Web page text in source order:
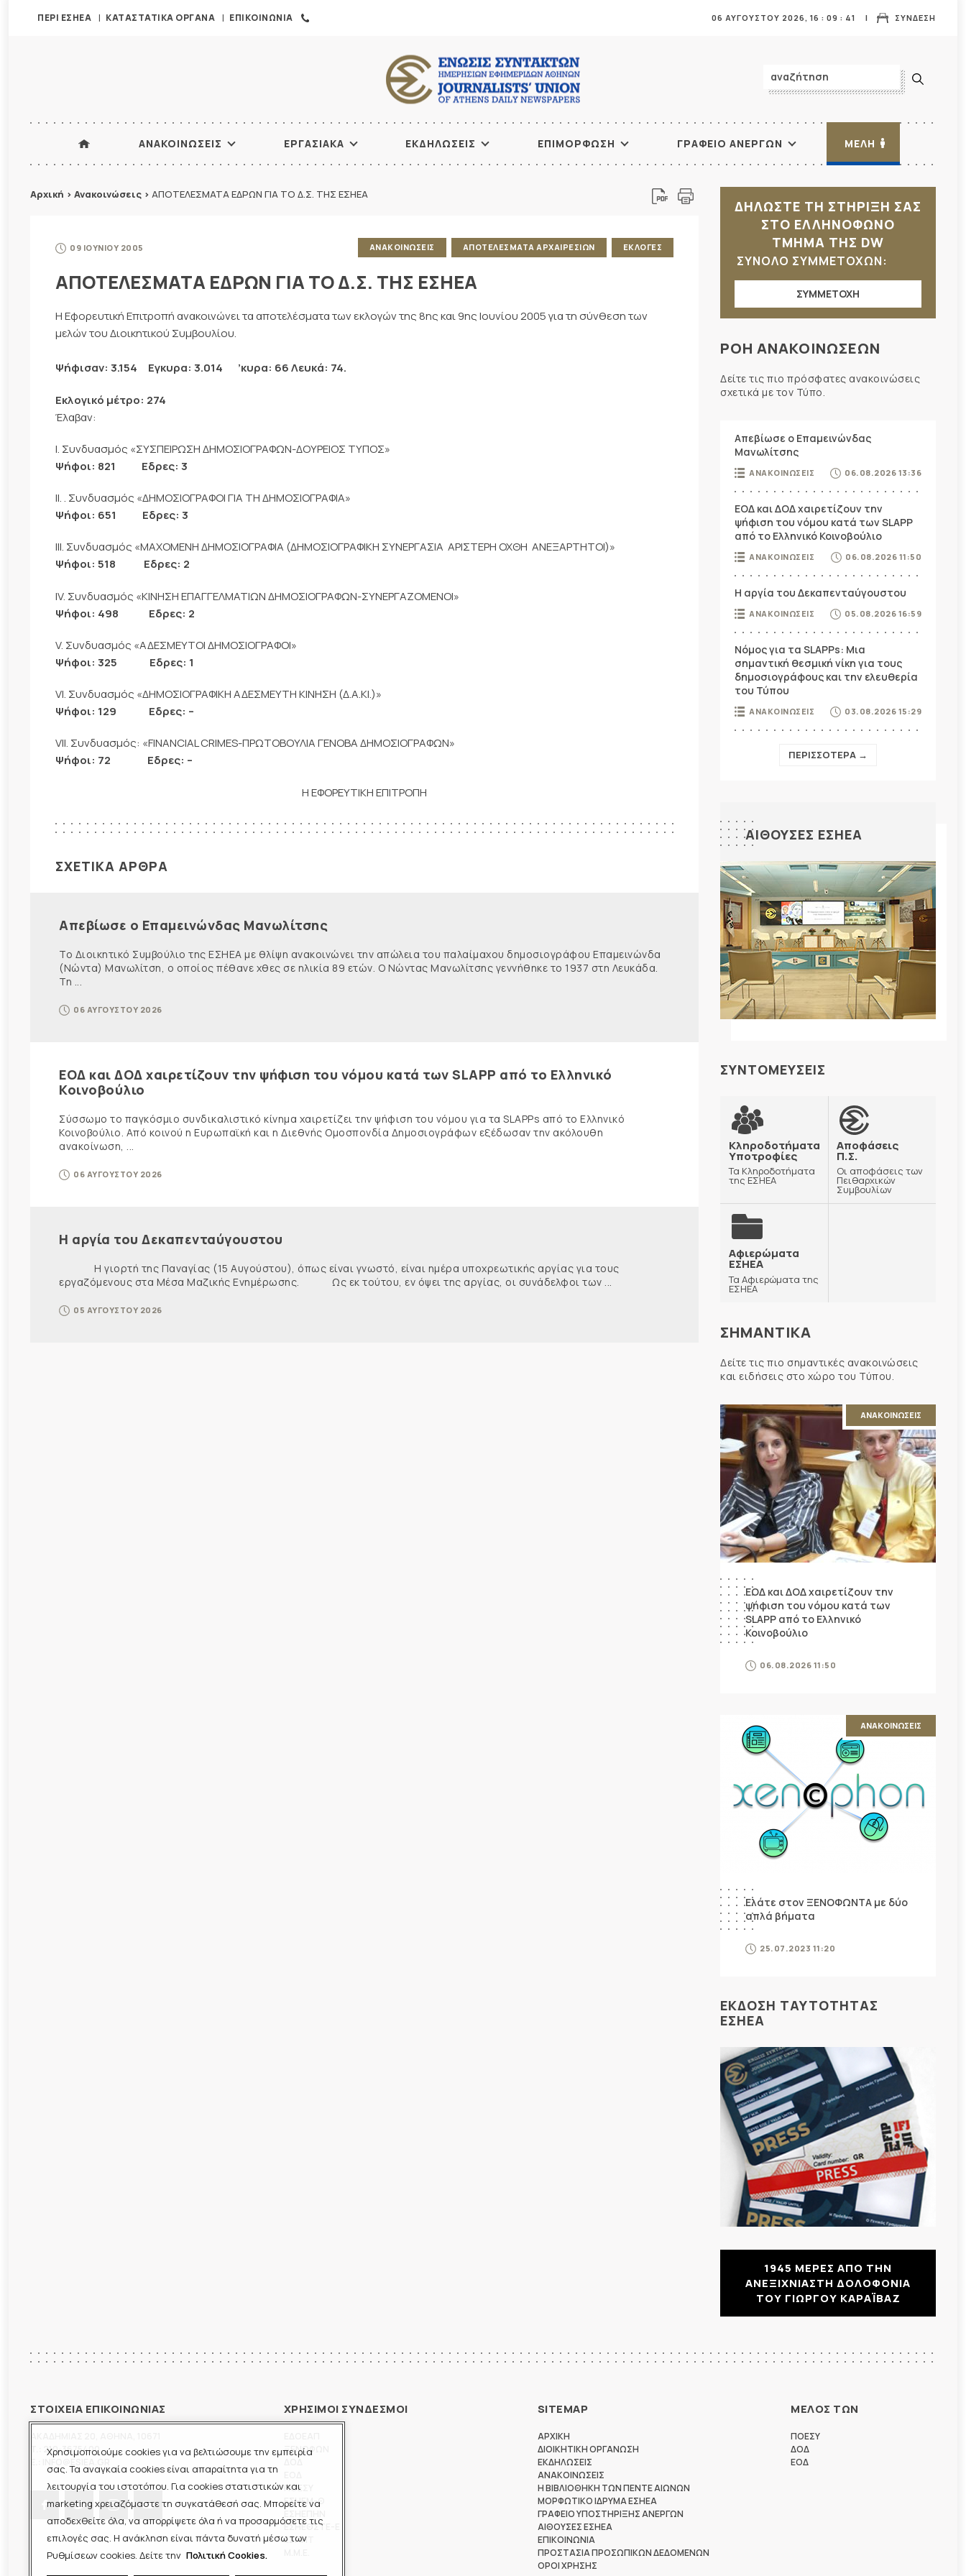
Χρησιμοποιούμε cookies για να βελτιώσουμε την εμπειρία
σας. Τα αναγκαία cookies είναι απαραίτητα για τη
λειτουργία του ιστοτόπου. Για cookies στατιστικών και
marketing χρειαζόμαστε τη συγκατάθεσή σας. Μπορείτε να
αποδεχθείτε όλα, να απορρίψετε όλα ή να προσαρμόσετε τις
επιλογές σας. Η ανάκληση είναι πάντα δυνατή μέσω των
Ρυθμίσεων cookies. Δείτε την Πολιτική Cookies.
ΠΕΡΙ ΕΣΗΕΑ ΚΑΤΑΣΤΑΤΙΚΑ ΟΡΓΑΝΑ ΕΠΙΚΟΙΝΩΝΙΑ ΣΥΝΔΕΣΗ
06 ΑΥΓΟΥΣΤΟΥ 2026, 16 : 09 : 42
ΑΝΑΚΟΙΝΩΣΕΙΣ ΕΡΓΑΣΙΑΚΑ ΕΚΔΗΛΩΣΕΙΣ ΕΠΙΜΟΡΦΩΣΗ ΓΡΑΦΕΙΟ ΑΝΕΡΓΩΝ ΜΕΛΗ
Αρχική > Ανακοινώσεις > ΑΠΟΤΕΛΕΣΜΑΤΑ ΕΔΡΩΝ ΓΙΑ ΤΟ Δ.Σ. ΤΗΣ ΕΣΗΕΑ
09 ΙΟΥΝΙΟΥ 2005 ΑΝΑΚΟΙΝΩΣΕΙΣ ΑΠΟΤΕΛΕΣΜΑΤΑ ΑΡΧΑΙΡΕΣΙΩΝ ΕΚΛΟΓΕΣ
ΑΠΟΤΕΛΕΣΜΑΤΑ ΕΔΡΩΝ ΓΙΑ ΤΟ Δ.Σ. ΤΗΣ ΕΣΗΕΑ
Η Εφορευτική Επιτροπή ανακοινώνει τα αποτελέσματα των εκλογών της 8ης και 9ης Ιουνίου 2005 για τη σύνθεση των
μελών του Διοικητικού Συμβουλίου.
Ψήφισαν: 3.154 Εγκυρα: 3.014 ’κυρα: 66 Λευκά: 74.
Εκλογικό μέτρο: 274
Έλαβαν:
Ι. Συνδυασμός «ΣΥΣΠΕΙΡΩΣΗ ΔΗΜΟΣΙΟΓΡΑΦΩΝ-ΔΟΥΡΕΙΟΣ ΤΥΠΟΣ»
Ψήφοι: 821 Εδρες: 3
ΙΙ. . Συνδυασμός «ΔΗΜΟΣΙΟΓΡΑΦΟΙ ΓΙΑ ΤΗ ΔΗΜΟΣΙΟΓΡΑΦΙΑ»
Ψήφοι: 651 Εδρες: 3
ΙΙΙ. Συνδυασμός «ΜΑΧΟΜΕΝΗ ΔΗΜΟΣΙΟΓΡΑΦΙΑ (ΔΗΜΟΣΙΟΓΡΑΦΙΚΗ ΣΥΝΕΡΓΑΣΙΑ  ΑΡΙΣΤΕΡΗ ΟΧΘΗ  ΑΝΕΞΑΡΤΗΤΟΙ)»
Ψήφοι: 518 Εδρες: 2
ΙV. Συνδυασμός «ΚΙΝΗΣΗ ΕΠΑΓΓΕΛΜΑΤΙΩΝ ΔΗΜΟΣΙΟΓΡΑΦΩΝ-ΣΥΝΕΡΓΑΖΟΜΕΝΟΙ»
Ψήφοι: 498 Εδρες: 2
V. Συνδυασμός «ΑΔΕΣΜΕΥΤΟΙ ΔΗΜΟΣΙΟΓΡΑΦΟΙ»
Ψήφοι: 325 Εδρες: 1
VI. Συνδυασμός «ΔΗΜΟΣΙΟΓΡΑΦΙΚΗ ΑΔΕΣΜΕΥΤΗ ΚΙΝΗΣΗ (Δ.Α.ΚΙ.)»
Ψήφοι: 129 Εδρες: –
VΙI. Συνδυασμός: «FINANCIAL CRIMES-ΠΡΩΤΟΒΟΥΛΙΑ ΓΕΝΟΒΑ ΔΗΜΟΣΙΟΓΡΑΦΩΝ»
Ψήφοι: 72 Εδρες: –
Η ΕΦΟΡΕΥΤΙΚΗ ΕΠΙΤΡΟΠΗ
ΣΧΕΤΙΚΑ ΑΡΘΡΑ
Απεβίωσε ο Επαμεινώνδας Μανωλίτσης
Το Διοικητικό Συμβούλιο της ΕΣΗΕΑ με θλίψη ανακοινώνει την απώλεια του παλαίμαχου δημοσιογράφου Επαμεινώνδα
(Νώντα) Μανωλίτση, ο οποίος πέθανε χθες σε ηλικία 89 ετών. Ο Νώντας Μανωλίτσης γεννήθηκε το 1937 στη Λευκάδα.
Τη ...
06 ΑΥΓΟΥΣΤΟΥ 2026
ΕΟΔ και ΔΟΔ χαιρετίζουν την ψήφιση του νόμου κατά των SLAPP από το Ελληνικό
Κοινοβούλιο
Σύσσωμο το παγκόσμιο συνδικαλιστικό κίνημα χαιρετίζει την ψήφιση του νόμου για τα SLAPPs από το Ελληνικό
Κοινοβούλιο. Από κοινού η Ευρωπαϊκή και η Διεθνής Ομοσπονδία Δημοσιογράφων εξέδωσαν την ακόλουθη
ανακοίνωση, ...
06 ΑΥΓΟΥΣΤΟΥ 2026
Η αργία του Δεκαπενταύγουστου
Η γιορτή της Παναγίας (15 Αυγούστου), όπως είναι γνωστό, είναι ημέρα υποχρεωτικής αργίας για τους
εργαζόμενους στα Μέσα Μαζικής Ενημέρωσης. Ως εκ τούτου, εν όψει της αργίας, οι συνάδελφοι των ...
05 ΑΥΓΟΥΣΤΟΥ 2026
ΔΗΛΩΣΤΕ ΤΗ ΣΤΗΡΙΞΗ ΣΑΣ
ΣΤΟ ΕΛΛΗΝΟΦΩΝΟ
ΤΜΗΜΑ ΤΗΣ DW
ΣΥΝΟΛΟ ΣΥΜΜΕΤΟΧΩΝ:
ΣΥΜΜΕΤΟΧΗ
ΡΟΗ ΑΝΑΚΟΙΝΩΣΕΩΝ
Δείτε τις πιο πρόσφατες ανακοινώσεις
σχετικά με τον Τύπο.
Απεβίωσε ο Επαμεινώνδας
Μανωλίτσης
ΑΝΑΚΟΙΝΩΣΕΙΣ 06.08.2026 13:36
ΕΟΔ και ΔΟΔ χαιρετίζουν την
ψήφιση του νόμου κατά των SLAPP
από το Ελληνικό Κοινοβούλιο
ΑΝΑΚΟΙΝΩΣΕΙΣ 06.08.2026 11:50
Η αργία του Δεκαπενταύγουστου
ΑΝΑΚΟΙΝΩΣΕΙΣ 05.08.2026 16:59
Νόμος για τα SLAPPs: Μια
σημαντική θεσμική νίκη για τους
δημοσιογράφους και την ελευθερία
του Τύπου
ΑΝΑΚΟΙΝΩΣΕΙΣ 03.08.2026 15:29
ΠΕΡΙΣΣΟΤΕΡΑ →
ΑΙΘΟΥΣΕΣ ΕΣΗΕΑ
ΣΥΝΤΟΜΕΥΣΕΙΣ
Κληροδοτήματα
Υποτροφίες
Τα Κληροδοτήματα
της ΕΣΗΕΑ
Αποφάσεις
Π.Σ.
Οι αποφάσεις των
Πειθαρχικών
Συμβουλίων
Αφιερώματα
ΕΣΗΕΑ
Τα Αφιερώματα της
ΕΣΗΕΑ
ΣΗΜΑΝΤΙΚΑ
Δείτε τις πιο σημαντικές ανακοινώσεις
και ειδήσεις στο χώρο του Τύπου.
ΑΝΑΚΟΙΝΩΣΕΙΣ
ΕΟΔ και ΔΟΔ χαιρετίζουν την
ψήφιση του νόμου κατά των
SLAPP από το Ελληνικό
Κοινοβούλιο
06.08.2026 11:50
ΑΝΑΚΟΙΝΩΣΕΙΣ
Ελάτε στον ΞΕΝΟΦΩΝΤΑ με δύο
απλά βήματα
25.07.2023 11:20
ΕΚΔΟΣΗ ΤΑΥΤΟΤΗΤΑΣ
ΕΣΗΕΑ
1945 ΜΕΡΕΣ ΑΠΟ ΤΗΝ
ΑΝΕΞΙΧΝΙΑΣΤΗ ΔΟΛΟΦΟΝΙΑ
ΤΟΥ ΓΙΩΡΓΟΥ ΚΑΡΑΪΒΑΖ
ΣΤΟΙΧΕΙΑ ΕΠΙΚΟΙΝΩΝΙΑΣ
210-3675400
ΧΡΗΣΙΜΟΙ ΣΥΝΔΕΣΜΟΙ
ΞΕΝΟΦΩΝ
ΠΟΕΣΥ
ΕΣΗΕΜ-Θ
ΕΣΗΕΘΣΤΕ-Ε
ΕΣΠΗΤ
SITEMAP
ΑΡΧΙΚΗ
ΔΙΟΙΚΗΤΙΚΗ ΟΡΓΑΝΩΣΗ
ΕΚΔΗΛΩΣΕΙΣ
ΑΝΑΚΟΙΝΩΣΕΙΣ
Η ΒΙΒΛΙΟΘΗΚΗ ΤΩΝ ΠΕΝΤΕ ΑΙΩΝΩΝ
ΜΟΡΦΩΤΙΚΟ ΙΔΡΥΜΑ ΕΣΗΕΑ
ΓΡΑΦΕΙΟ ΥΠΟΣΤΗΡΙΞΗΣ ΑΝΕΡΓΩΝ
ΑΙΘΟΥΣΕΣ ΕΣΗΕΑ
ΕΠΙΚΟΙΝΩΝΙΑ
ΠΡΟΣΤΑΣΙΑ ΠΡΟΣΩΠΙΚΩΝ ΔΕΔΟΜΕΝΩΝ
ΟΡΟΙ ΧΡΗΣΗΣ
ΜΕΛΟΣ ΤΩΝ
ΠΟΕΣΥ
ΔΟΔ
ΕΟΔ